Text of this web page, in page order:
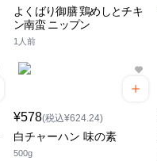
よくばり御膳 鶏めしとチキ
ン南蛮 ニップン
1人前
¥578(税込¥624.24)
白チャーハン 味の素
500g